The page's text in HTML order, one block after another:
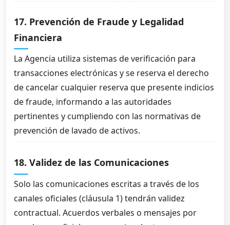
17. Prevención de Fraude y Legalidad
Financiera
La Agencia utiliza sistemas de verificación para
transacciones electrónicas y se reserva el derecho
de cancelar cualquier reserva que presente indicios
de fraude, informando a las autoridades
pertinentes y cumpliendo con las normativas de
prevención de lavado de activos.
18. Validez de las Comunicaciones
Solo las comunicaciones escritas a través de los
canales oficiales (cláusula 1) tendrán validez
contractual. Acuerdos verbales o mensajes por